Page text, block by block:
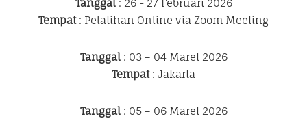
Tanggal: 26 - 27 Februari 2026
Tempat: Pelatihan Online via Zoom Meeting
Tanggal: 03 – 04 Maret 2026
Tempat: Jakarta
Tanggal: 05 – 06 Maret 2026